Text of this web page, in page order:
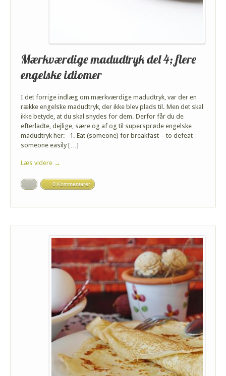
Mærkværdige madudtryk del 4; flere
engelske idiomer
I det forrige indlæg om mærkværdige madudtryk, var der en
række engelske madudtryk, der ikke blev plads til. Men det skal
ikke betyde, at du skal snydes for dem. Derfor får du de
efterladte, dejlige, sære og af og til supersprøde engelske
madudtryk her: 1. Eat (someone) for breakfast – to defeat
someone easily […]
Læs videre →
0 Kommentarer